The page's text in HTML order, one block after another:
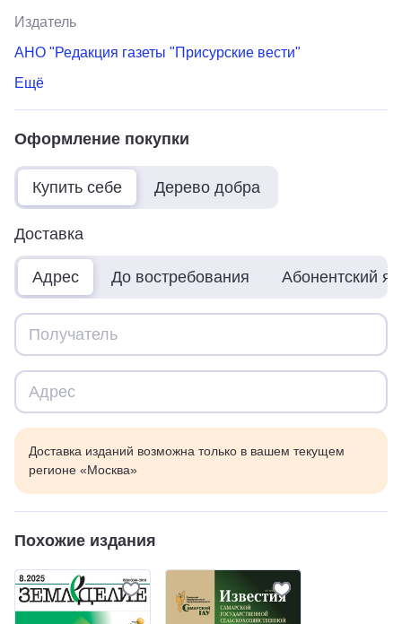
Издатель
АНО "Редакция газеты "Присурские вести"
Ещё
Оформление покупки
Купить себе Дерево добра
Доставка
Адрес До востребования Абонентский
Доставка изданий возможна только в вашем текущем
регионе «Москва»
Похожие издания